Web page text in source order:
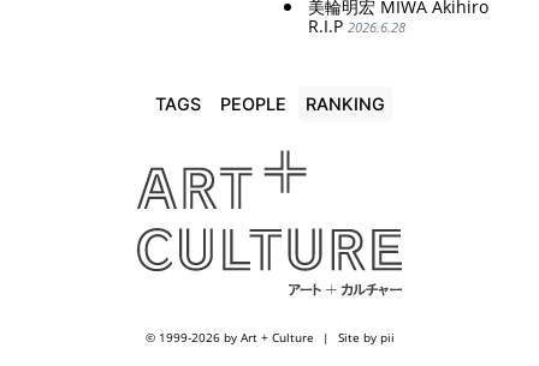
美輪明宏 MIWA Akihiro
R.I.P 2026.6.28
TAGS PEOPLE RANKING
© 1999-2026 by Art + Culture Site by pii